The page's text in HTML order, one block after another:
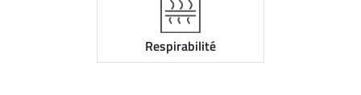
Respirabilité